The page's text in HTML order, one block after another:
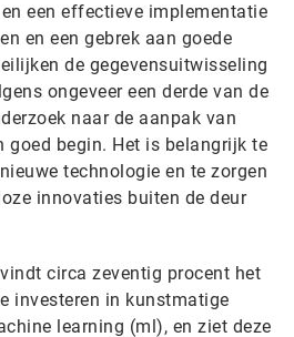
een effectieve implementatie
en een gebrek aan goede
de gegevensuitwisseling
ongeveer een derde van de
naar de aanpak van
goed begin. Het is belangrijk te
technologie en te zorgen
innovaties buiten de deur
circa zeventig procent het
investeren in kunstmatige
learning (ml), en ziet deze